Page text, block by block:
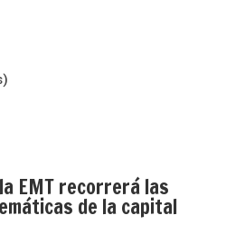
EMT recorrerá las
de la capital